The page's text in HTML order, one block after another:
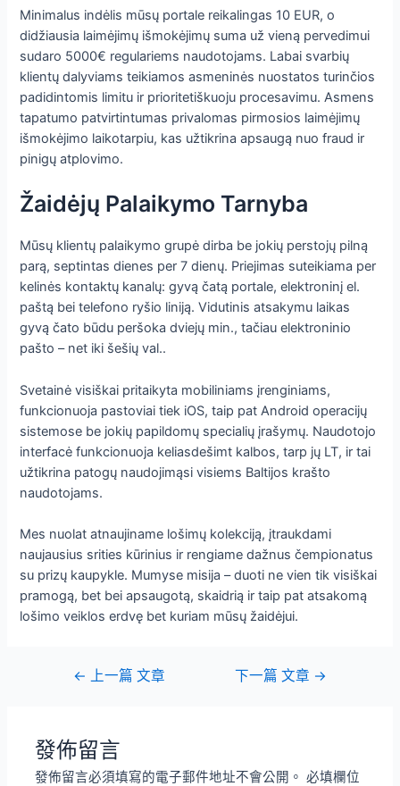
Minimalus indėlis mūsų portale reikalingas 10 EUR, o
didžiausia laimėjimų išmokėjimų suma už vieną pervedimui
sudaro 5000€ regulariems naudotojams. Labai svarbių
klientų dalyviams teikiamos asmeninės nuostatos turinčios
padidintomis limitu ir prioritetiškuoju procesavimu. Asmens
tapatumo patvirtintumas privalomas pirmosios laimėjimų
išmokėjimo laikotarpiu, kas užtikrina apsaugą nuo fraud ir
pinigų atplovimo.
Žaidėjų Palaikymo Tarnyba
Mūsų klientų palaikymo grupė dirba be jokių perstojų pilną
parą, septintas dienes per 7 dienų. Priejimas suteikiama per
kelinės kontaktų kanalų: gyvą čatą portale, elektroninį el.
paštą bei telefono ryšio liniją. Vidutinis atsakymu laikas
gyvą čato būdu peršoka dviejų min., tačiau elektroninio
pašto – net iki šešių val..
Svetainė visiškai pritaikyta mobiliniams įrenginiams,
funkcionuoja pastoviai tiek iOS, taip pat Android operacijų
sistemose be jokių papildomų specialių įrašymų. Naudotojo
interfacė funkcionuoja keliasdešimt kalbos, tarp jų LT, ir tai
užtikrina patogų naudojimąsi visiems Baltijos krašto
naudotojams.
Mes nuolat atnaujiname lošimų kolekciją, įtraukdami
naujausius srities kūrinius ir rengiame dažnus čempionatus
su prizų kaupykle. Mumyse misija – duoti ne vien tik visiškai
pramogą, bet bei apsaugotą, skaidrią ir taip pat atsakomą
lošimo veiklos erdvę bet kuriam mūsų žaidėjui.
← 上一篇 文章 下一篇 文章 →
發佈留言
發佈留言必須填寫的電子郵件地址不會公開。 必填欄位